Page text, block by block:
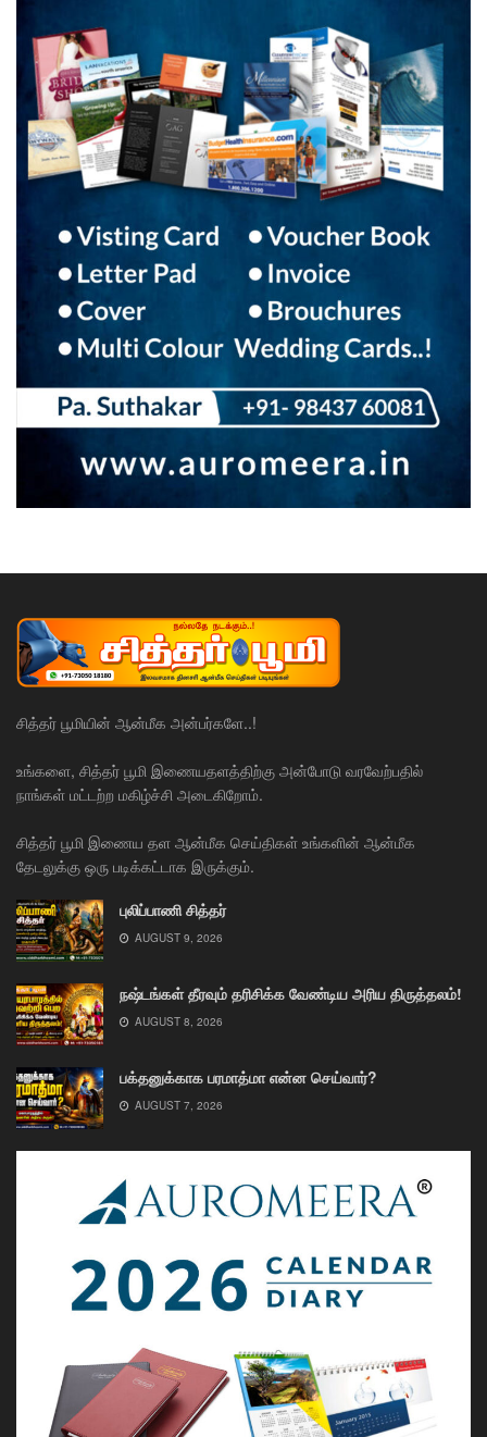
சித்தர் பூமியின் ஆன்மீக அன்பர்களே..!
உங்களை, சித்தர் பூமி இணையதளத்திற்கு அன்போடு வரவேற்பதில்
நாங்கள் மட்டற்ற மகிழ்ச்சி அடைகிறோம்.
சித்தர் பூமி இணைய தள ஆன்மீக செய்திகள் உங்களின் ஆன்மீக
தேடலுக்கு ஒரு படிக்கட்டாக இருக்கும்.
புலிப்பாணி சித்தர்
AUGUST 9, 2026
நஷ்டங்கள் தீரவும் தரிசிக்க வேண்டிய அரிய திருத்தலம்!
AUGUST 8, 2026
பக்தனுக்காக பரமாத்மா என்ன செய்வார்?
AUGUST 7, 2026